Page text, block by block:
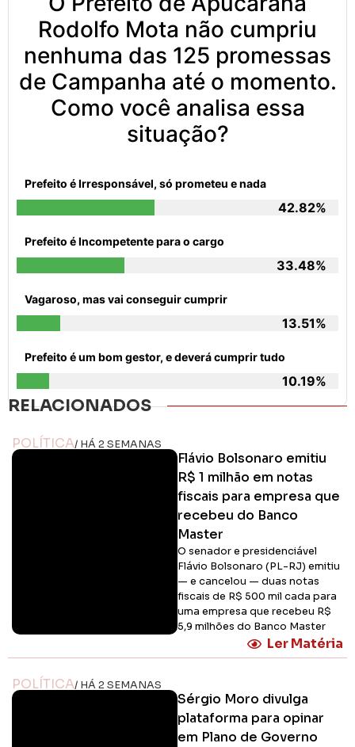
Rodolfo Mota não cumpriu
nenhuma das 125 promessas
de Campanha até o momento.
Como você analisa essa
situação?
Prefeito é Irresponsável, só prometeu e nada
42.82%
Prefeito é Incompetente para o cargo
33.48%
Vagaroso, mas vai conseguir cumprir
13.51%
Prefeito é um bom gestor, e deverá cumprir tudo
10.19%
RELACIONADOS
POLÍTICA/ HÁ 2 SEMANAS
Flávio Bolsonaro emitiu
R$ 1 milhão em notas
fiscais para empresa que
recebeu do Banco
Master
O senador e presidenciável
Flávio Bolsonaro (PL-RJ) emitiu
— e cancelou — duas notas
fiscais de R$ 500 mil cada para
uma empresa que recebeu R$
5,9 milhões do Banco Master
Ler Matéria
POLÍTICA/ HÁ 2 SEMANAS
Sérgio Moro divulga
plataforma para opinar
em Plano de Governo